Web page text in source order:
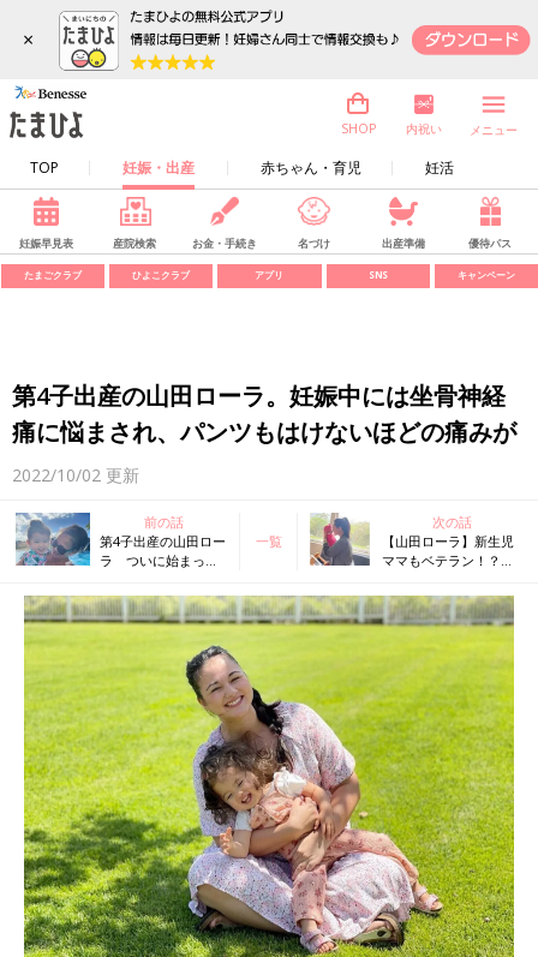
×
TOP 妊娠・出産 赤ちゃん・育児 妊活
SHOP 内祝い メニュー
妊娠早見表 産院検索 お金・手続き 名づけ 出産準備 優待パス
たまごクラブ ひよこクラブ アプリ SNS キャンペーン
第4子出産の山田ローラ。妊娠中には坐骨神経
痛に悩まされ、パンツもはけないほどの痛みが
2022/10/02 更新
前の話
第4子出産の山田ロー
ラ ついに始まった
ローラママの対処法
が参考になる！
一覧
次の話
【山田ローラ】新生児
ママもベテラン！？
るのに役立つおくるみ
のいろいろ